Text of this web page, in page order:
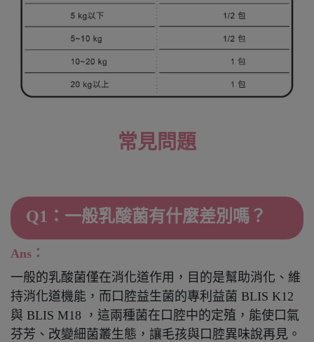
常見問題
Q1：一般乳酸菌有什麼差別嗎？
Ans：
一般的乳酸菌僅在消化道作用，目的是幫助消化、維
持消化道機能，而口腔益生菌的專利益菌 BLIS K12
與 BLIS M18 ，這兩種菌在口腔中的定殖，能使口氣
芬芳、改變細菌叢生態，讓毛孩與口腔異味說再見。